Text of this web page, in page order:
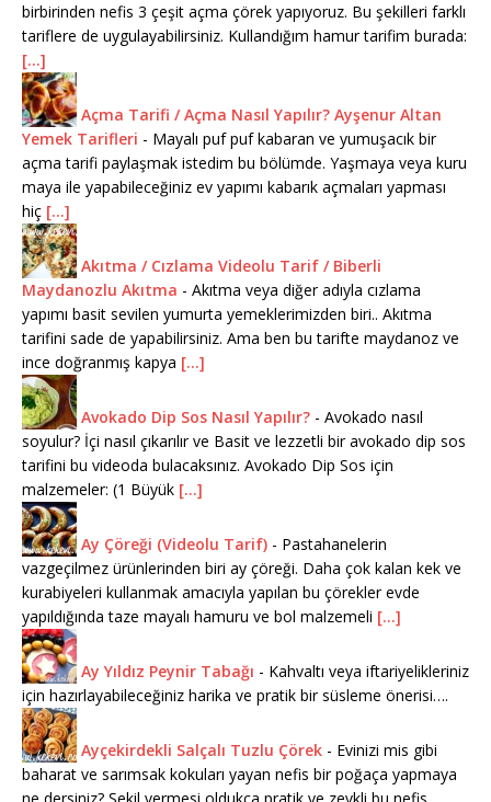
birbirinden nefis 3 çeşit açma çörek yapıyoruz. Bu şekilleri farklı
tariflere de uygulayabilirsiniz. Kullandığım hamur tarifim burada:
[...]
Açma Tarifi / Açma Nasıl Yapılır? Ayşenur Altan
Yemek Tarifleri - Mayalı puf puf kabaran ve yumuşacık bir
açma tarifi paylaşmak istedim bu bölümde. Yaşmaya veya kuru
maya ile yapabileceğiniz ev yapımı kabarık açmaları yapması
hiç [...]
Akıtma / Cızlama Videolu Tarif / Biberli
Maydanozlu Akıtma - Akıtma veya diğer adıyla cızlama
yapımı basit sevilen yumurta yemeklerimizden biri.. Akıtma
tarifini sade de yapabilirsiniz. Ama ben bu tarifte maydanoz ve
ince doğranmış kapya [...]
Avokado Dip Sos Nasıl Yapılır? - Avokado nasıl
soyulur? İçi nasıl çıkarılır ve Basit ve lezzetli bir avokado dip sos
tarifini bu videoda bulacaksınız. Avokado Dip Sos için
malzemeler: (1 Büyük [...]
Ay Çöreği (Videolu Tarif) - Pastahanelerin
vazgeçilmez ürünlerinden biri ay çöreği. Daha çok kalan kek ve
kurabiyeleri kullanmak amacıyla yapılan bu çörekler evde
yapıldığında taze mayalı hamuru ve bol malzemeli [...]
Ay Yıldız Peynir Tabağı - Kahvaltı veya iftariyelikleriniz
için hazırlayabileceğiniz harika ve pratik bir süsleme önerisi….
Ayçekirdekli Salçalı Tuzlu Çörek - Evinizi mis gibi
baharat ve sarımsak kokuları yayan nefis bir poğaça yapmaya